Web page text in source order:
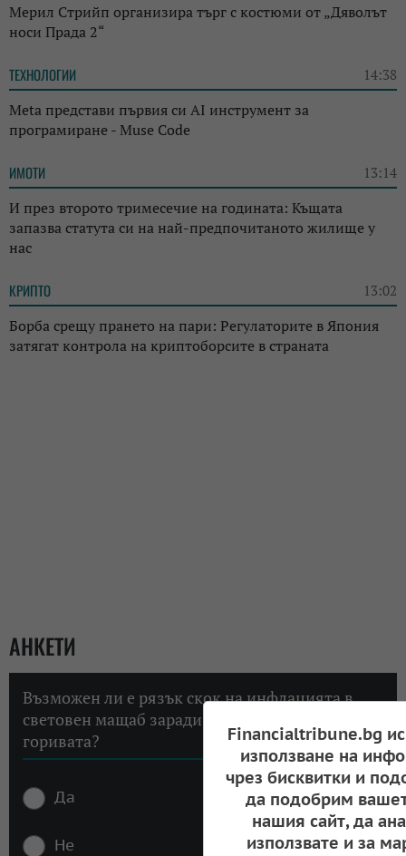
Мерил Стрийп организира търг с костюми от „Дяволът
носи Прада 2“
ТЕХНОЛОГИИ 14:38
Meta представи първия си AI инструмент за
програмиране - Muse Code
ИМОТИ 13:14
И през второто тримесечие на годината: Къщата
запазва статута си на най-предпочитаното жилище у
нас
КРИПТО 13:02
Борба срещу прането на пари: Регулаторите в Япония
затягат контрола на криптоборсите в страната
АНКЕТИ
Възможен ли е рязък скок на инфлацията в
световен мащаб заради високите цени на
горивата?
Да
Не
Financialtribune.bg
използване на
чрез бисквитки и
да подобрим
нашия сайт, да
използвате и за